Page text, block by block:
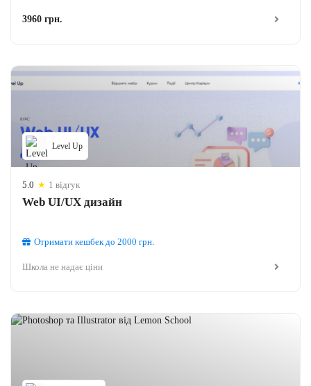
3960 грн.
Level Up
5.0 ★ 1 відгук
Web UI/UX дизайн
Отримати кешбекдо 2000 грн.
Школа не надає ціни